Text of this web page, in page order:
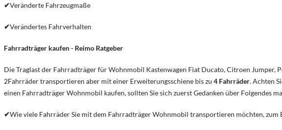
✔Veränderte Fahrzeugmaße
✔Verändertes Fahrverhalten
Fahrradträger kaufen - Reimo Ratgeber
Die Traglast der Fahrradträger für Wohnmobil Kastenwagen Fiat Ducato, Citroen
2Fahrräder transportieren aber mit einer Erweiterungsschiene bis zu 4 Fahrräder. Achten
einen Fahrradträger Wohnmobil kaufen, sollten Sie sich zuerst Gedanken über Folgendes
✔Wie viele Fahrräder Sie mit dem Fahrradträger Wohnmobil transportieren möchten,